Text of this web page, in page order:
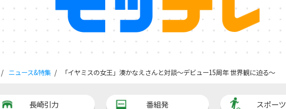
ニュース&特集 「イヤミスの女王」湊かなえさんと対談～デビュー15周年 世界観に迫る～
長崎引力 番組発 スポーツ